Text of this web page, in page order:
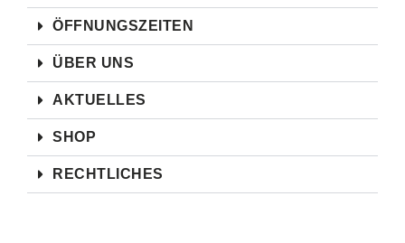
ÖFFNUNGSZEITEN
ÜBER UNS
AKTUELLES
SHOP
RECHTLICHES